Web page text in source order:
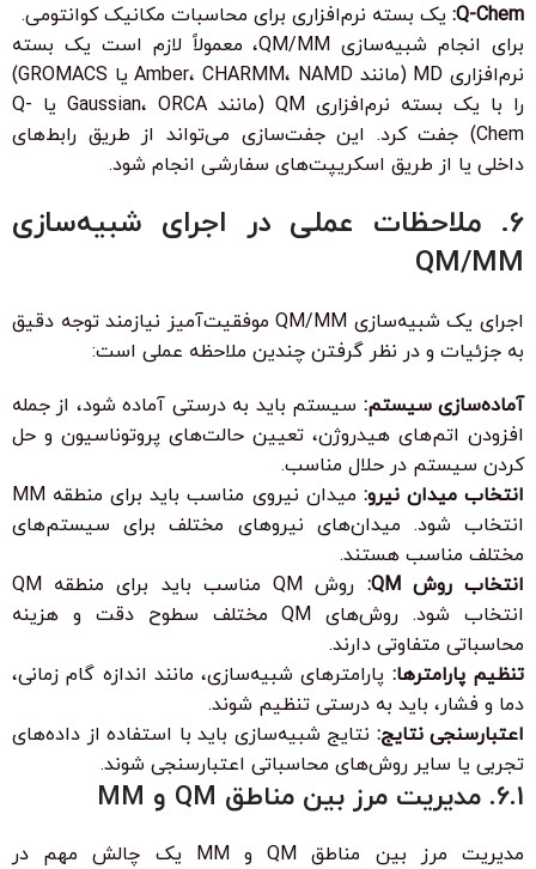
Q-Chem: یک بسته نرم‌افزاری برای محاسبات مکانیک کوانتومی.
برای انجام شبیه‌سازی QM/MM، معمولاً لازم است یک بسته
نرم‌افزاری MD (مانند Amber، CHARMM، NAMD یا GROMACS)
را با یک بسته نرم‌افزاری QM (مانند Gaussian، ORCA یا Q-
Chem) جفت کرد. این جفت‌سازی می‌تواند از طریق رابط‌های
داخلی یا از طریق اسکریپت‌های سفارشی انجام شود.
6. ملاحظات عملی در اجرای شبیه‌سازی
QM/MM
اجرای یک شبیه‌سازی QM/MM موفقیت‌آمیز نیازمند توجه دقیق
به جزئیات و در نظر گرفتن چندین ملاحظه عملی است:
آماده‌سازی سیستم: سیستم باید به درستی آماده شود، از جمله
افزودن اتم‌های هیدروژن، تعیین حالت‌های پروتوناسیون و حل
کردن سیستم در حلال مناسب.
انتخاب میدان نیرو:
میدان نیروی مناسب باید برای منطقه MM
انتخاب شود. میدان‌های نیروهای مختلف برای سیستم‌های
مختلف مناسب هستند.
انتخاب روش QM:
روش QM مناسب باید برای منطقه QM
انتخاب شود. روش‌های QM مختلف سطوح دقت و هزینه
محاسباتی متفاوتی دارند.
تنظیم پارامترها: پارامترهای شبیه‌سازی، مانند اندازه گام زمانی،
دما و فشار، باید به درستی تنظیم شوند.
اعتبارسنجی نتایج: نتایج شبیه‌سازی باید با استفاده از داده‌های
تجربی یا سایر روش‌های محاسباتی اعتبارسنجی شوند.
6.1. مدیریت مرز بین مناطق QM و MM
مدیریت مرز بین مناطق QM و MM یک چالش مهم در